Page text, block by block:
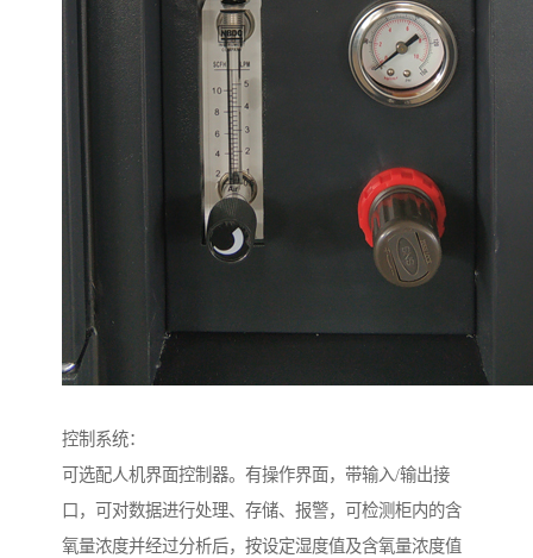
控制系统：
可选配人机界面控制器。有操作界面，带输入/输出接
口，可对数据进行处理、存储、报警，可检测柜内的含
氧量浓度并经过分析后，按设定湿度值及含氧量浓度值